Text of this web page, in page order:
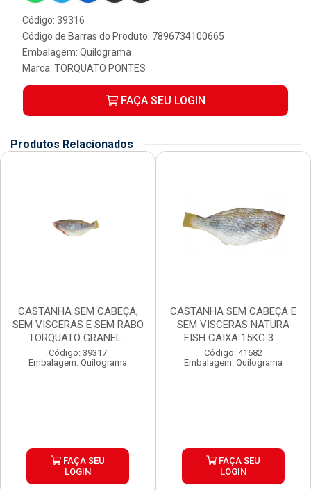
Código: 39316
Código de Barras do Produto: 7896734100665
Embalagem: Quilograma
Marca: TORQUATO PONTES
FAÇA SEU LOGIN
Produtos Relacionados
CASTANHA SEM CABEÇA,
SEM VISCERAS E SEM RABO
TORQUATO GRANEL...
Código: 39317
Embalagem: Quilograma
FAÇA SEU
LOGIN
CASTANHA SEM CABEÇA E
SEM VISCERAS NATURA
FISH CAIXA 15KG 3 ...
Código: 41682
Embalagem: Quilograma
FAÇA SEU
LOGIN